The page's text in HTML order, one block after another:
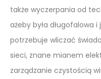
także wyczerpania od
ażeby była długofalowa
potrzebuje wliczać
sieci, znane mianem
zarządzanie czystością